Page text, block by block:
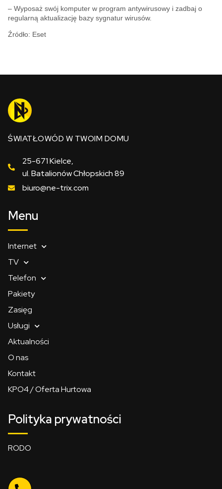
– Wyposaż swój komputer w program antywirusowy i zadbaj o
regularną aktualizację bazy sygnatur wirusów.
Źródło: Eset
ŚWIATŁOWÓD W TWOIM DOMU
25-671 Kielce,
ul. Batalionów Chłopskich 89
biuro@ne-trix.com
Menu
Internet
TV
Telefon
Pakiety
Zasięg
Usługi
Aktualności
O nas
Kontakt
KPO4 / Oferta Hurtowa
Polityka prywatności
RODO